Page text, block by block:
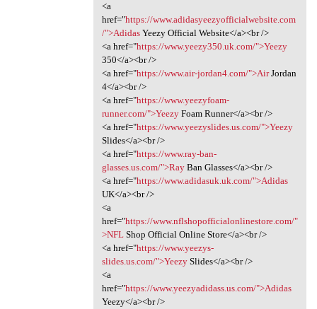
<a
href="https://www.adidasyeezyofficialwebsite.com
/">AdidasYeezy Official Website</a><br />
<a href="https://www.yeezy350.uk.com/">Yeezy
350</a><br />
<a href="https://www.air-jordan4.com/">AirJordan
4</a><br />
<a href="https://www.yeezyfoam-
runner.com/">YeezyFoam Runner</a><br />
<a href="https://www.yeezyslides.us.com/">Yeezy
Slides</a><br />
<a href="https://www.ray-ban-
glasses.us.com/">RayBan Glasses</a><br />
<a href="https://www.adidasuk.uk.com/">Adidas
UK</a><br />
<a
href="https://www.nflshopofficialonlinestore.com/"
>NFLShop Official Online Store</a><br />
<a href="https://www.yeezys-
slides.us.com/">YeezySlides</a><br />
<a
href="https://www.yeezyadidass.us.com/">Adidas
Yeezy</a><br />